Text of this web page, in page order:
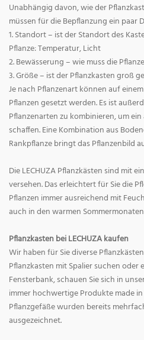
Unabhängig davon, wie der
müssen für die Bepflanzung ein paar
1. Standort – ist der Standort des
Pflanze: Temperatur, Licht
2. Bewässerung – wie muss die
3. Größe – ist der Pflanzkasten groß
Je nach Pflanzenart können auf
Pflanzen gesetzt werden. Es ist
Pflanzenarten zu kombinieren, um
schaffen. Eine Kombination aus
Rankpflanze bringt das Pflanzenbild
Die LECHUZA Pflanzkästen sind mit
versehen. Das erleichtert für Sie die
Pflanzen immer ausreichend mit
auch in den warmen
Pflanzkasten bei LECHUZA kaufen
Wir haben für Sie diverse
Pflanzkasten mit Spalier suchen oder
Fensterbank, schauen Sie sich in
immer hochwertige Produkte made
Pflanzgefäße wurden bereits
ausgezeichnet.